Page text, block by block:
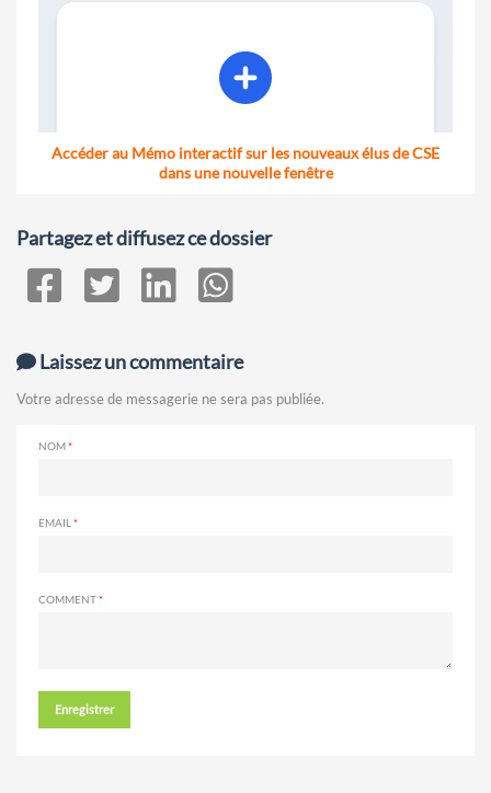
Accéder au Mémo interactif sur les nouveaux élus de CSE
dans une nouvelle fenêtre
Partagez et diffusez ce dossier
Laissez un commentaire
Votre adresse de messagerie ne sera pas publiée.
NOM
EMAIL
COMMENT
Enregistrer